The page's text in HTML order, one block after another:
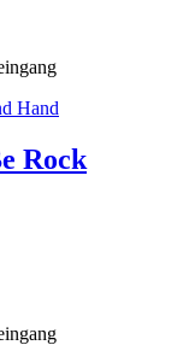
Hand
Rock